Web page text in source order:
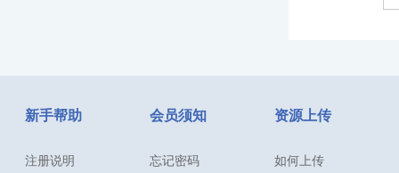
新手帮助
注册说明
会员须知
忘记密码
资源上传
如何上传